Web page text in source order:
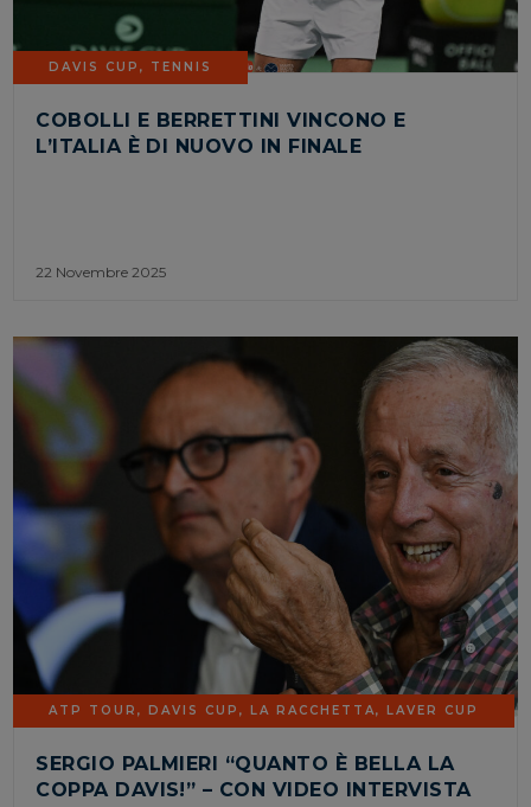
DAVIS CUP, TENNIS
COBOLLI E BERRETTINI VINCONO E
L’ITALIA È DI NUOVO IN FINALE
22 Novembre 2025
ATP TOUR,DAVIS CUP,LA RACCHETTA,LAVER CUP
SERGIO PALMIERI “QUANTO È BELLA LA
COPPA DAVIS!” – CON VIDEO INTERVISTA